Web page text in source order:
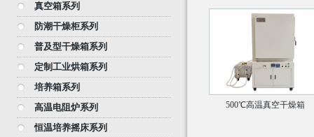
真空箱系列
防潮干燥柜系列
普及型干燥箱系列
定制工业烘箱系列
培养箱系列
高温电阻炉系列
恒温培养摇床系列
500℃高温真空干燥箱